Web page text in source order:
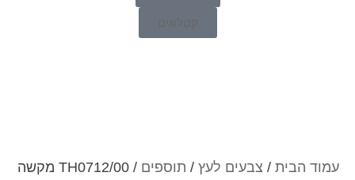
קטלוגים
עמוד הבית / צבעים לעץ / תוספים
/ TH0712/00 מקשה